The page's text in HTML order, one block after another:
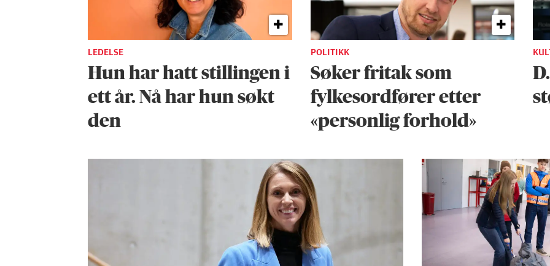
LEDELSE
Hun har hatt stillingen i
ett år. Nå har hun søkt
den
POLITIKK
Søker fritak som
fylkesordfører etter
«personlig forhold»